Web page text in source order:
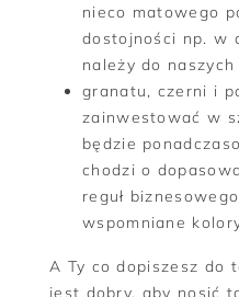
nieco matowego
dostojności np. w
należy do
granatu, czerni i
zainwestować w
będzie
chodzi o
reguł
wspomniane
A Ty co dopiszesz do
jest dobry, aby nosić